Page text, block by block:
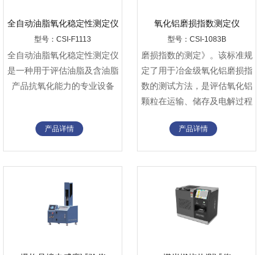
全自动油脂氧化稳定性测定仪
型号：CSI-F1113
全自动油脂氧化稳定性测定仪‌
是一种用于评估油脂及含油脂
产品抗氧化能力的专业设备
产品详情
氧化铝磨损指数测定仪
型号：CSI-1083B
磨损指数的测定》。该标准规
定了用于冶金级氧化铝磨损指
数的测试方法，是评估氧化铝
颗粒在运输、储存及电解过程
产品详情